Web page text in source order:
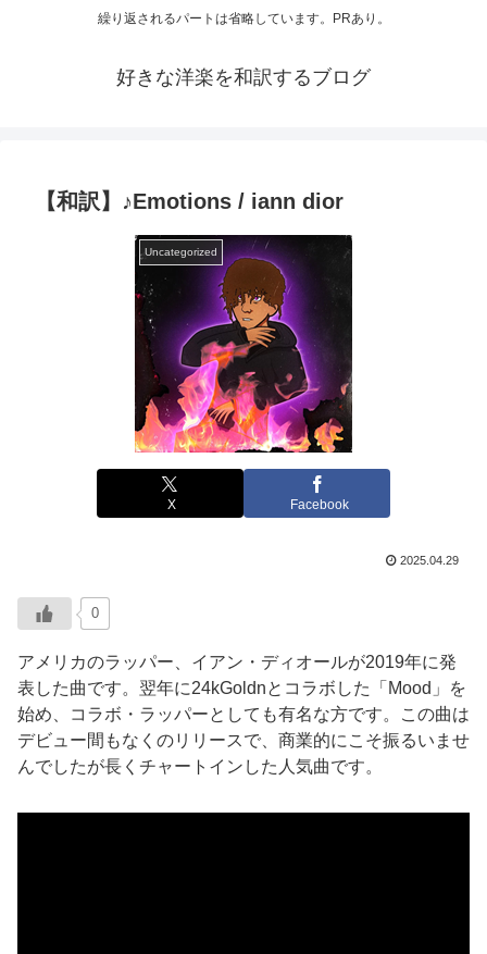
繰り返されるパートは省略しています。PRあり。
好きな洋楽を和訳するブログ
【和訳】♪Emotions / iann dior
Uncategorized
X Facebook
2025.04.29
0
アメリカのラッパー、イアン・ディオールが2019年に発
表した曲です。翌年に24kGoldnとコラボした「Mood」を
始め、コラボ・ラッパーとしても有名な方です。この曲は
デビュー間もなくのリリースで、商業的にこそ振るいませ
んでしたが長くチャートインした人気曲です。